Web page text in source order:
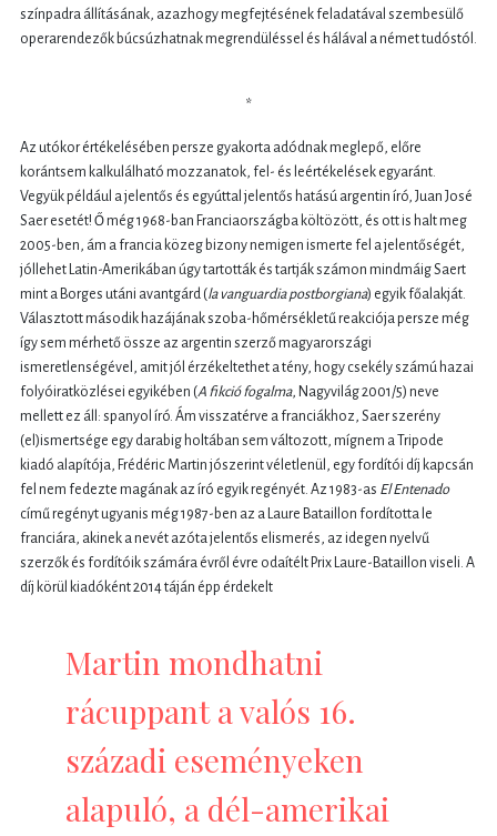
színpadra állításának, azazhogy megfejtésének feladatával szembesülő
operarendezők búcsúzhatnak megrendüléssel és hálával a német tudóstól.
*
Az utókor értékelésében persze gyakorta adódnak meglepő, előre
korántsem kalkulálható mozzanatok, fel- és leértékelések egyaránt.
Vegyük például a jelentős és egyúttal jelentős hatású argentin író, Juan José
Saer esetét! Ő még 1968-ban Franciaországba költözött, és ott is halt meg
2005-ben, ám a francia közeg bizony nemigen ismerte fel a jelentőségét,
jóllehet Latin-Amerikában úgy tartották és tartják számon mindmáig Saert
mint a Borges utáni avantgárd (la vanguardia postborgiana) egyik főalakját.
Választott második hazájának szoba-hőmérsékletű reakciója persze még
így sem mérhető össze az argentin szerző magyarországi
ismeretlenségével, amit jól érzékeltethet a tény, hogy csekély számú hazai
folyóiratközlései egyikében (A fikció fogalma, Nagyvilág 2001/5) neve
mellett ez áll: spanyol író. Ám visszatérve a franciákhoz, Saer szerény
(el)ismertsége egy darabig holtában sem változott, mígnem a Tripode
kiadó alapítója, Frédéric Martin jószerint véletlenül, egy fordítói díj kapcsán
fel nem fedezte magának az író egyik regényét. Az 1983-as El Entenado
című regényt ugyanis még 1987-ben az a Laure Bataillon fordította le
franciára, akinek a nevét azóta jelentős elismerés, az idegen nyelvű
szerzők és fordítóik számára évről évre odaítélt Prix Laure-Bataillon viseli. A
díj körül kiadóként 2014 táján épp érdekelt
Martin mondhatni
rácuppant a valós 16.
századi eseményeken
alapuló, a dél-amerikai